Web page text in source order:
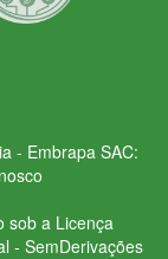
- Embrapa SAC:
sob a Licença
- SemDerivações